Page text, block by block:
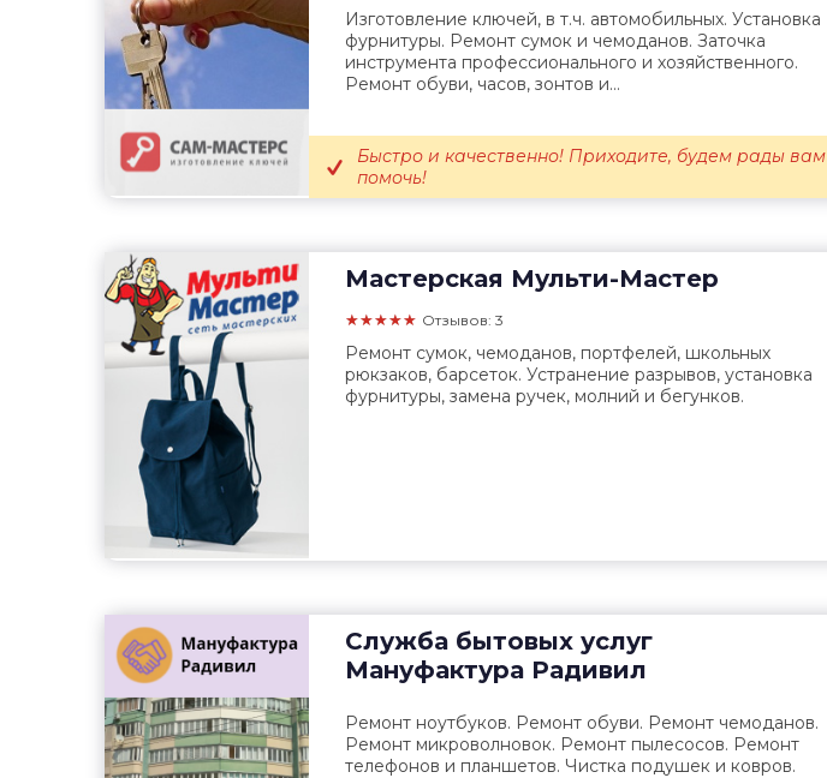
Изготовление ключей, в т.ч. автомобильных. Установка
фурнитуры. Ремонт сумок и чемоданов. Заточка
инструмента профессионального и хозяйственного.
Ремонт обуви, часов, зонтов и...
Быстро и качественно! Приходите, будем рады вам
помочь!
Мастерская Мульти-Мастер
★★★★★ Отзывов: 3
Ремонт сумок, чемоданов, портфелей, школьных
рюкзаков, барсеток. Устранение разрывов, установка
фурнитуры, замена ручек, молний и бегунков.
Служба бытовых услуг
Мануфактура Радивил
Ремонт ноутбуков. Ремонт обуви. Ремонт чемоданов.
Ремонт микроволновок. Ремонт пылесосов. Ремонт
телефонов и планшетов. Чистка подушек и ковров.